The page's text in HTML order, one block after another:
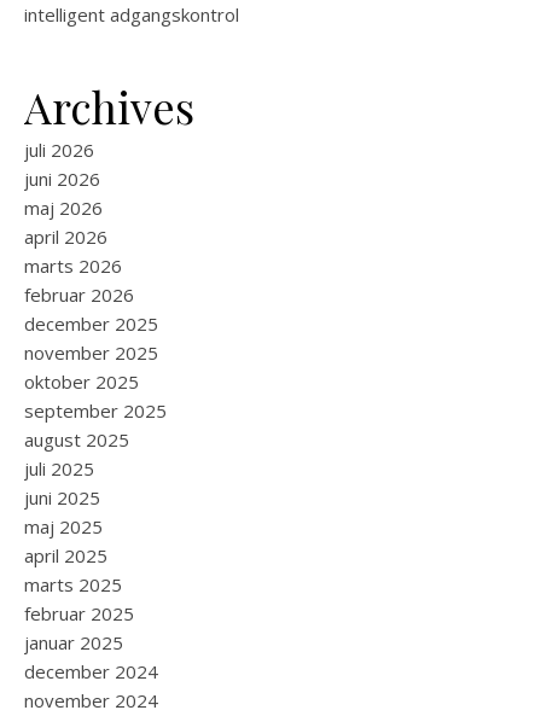
intelligent adgangskontrol
Archives
juli 2026
juni 2026
maj 2026
april 2026
marts 2026
februar 2026
december 2025
november 2025
oktober 2025
september 2025
august 2025
juli 2025
juni 2025
maj 2025
april 2025
marts 2025
februar 2025
januar 2025
december 2024
november 2024